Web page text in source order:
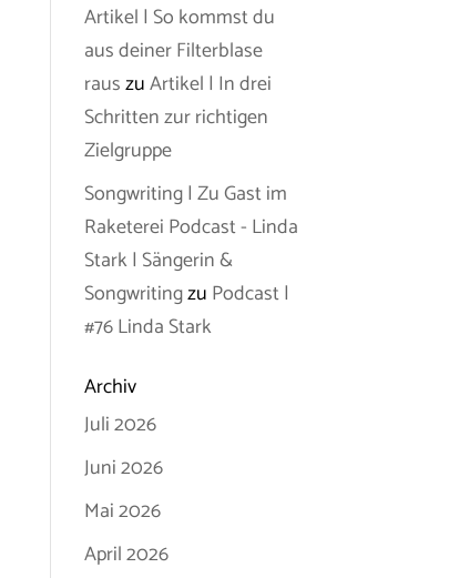
Artikel | So kommst du
aus deiner Filterblase
rauszuArtikel | In drei
Schritten zur richtigen
Zielgruppe
Songwriting | Zu Gast im
Raketerei Podcast - Linda
Stark | Sängerin &
Songwritingzu Podcast |
#76 Linda Stark
Archiv
Juli 2026
Juni 2026
Mai 2026
April 2026